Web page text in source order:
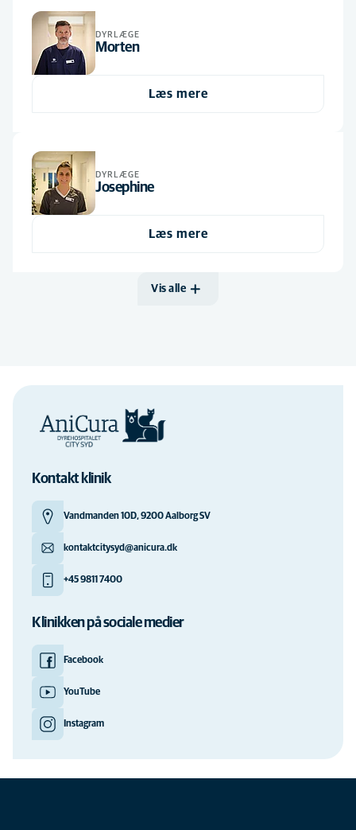
DYRLÆGE
Morten
Læs mere
DYRLÆGE
Josephine
Læs mere
Vis alle
Kontakt klinik
Vandmanden 10D, 9200 Aalborg SV
kontaktcitysyd@anicura.dk
+45 9811 7400
Klinikken på sociale medier
Facebook
YouTube
Instagram